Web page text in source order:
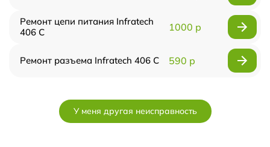
Ремонт цепи питания Infratech
406 С
1000 р
Ремонт разъема Infratech 406 С 590 р
У меня другая неисправность